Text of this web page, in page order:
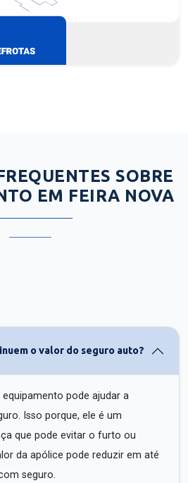
SOBRE
EM FEIRA NOVA
o valor do seguro auto?
pode ajudar a
Isso porque, ele é um
que pode evitar o furto ou
da apólice pode reduzir em até
seguro.